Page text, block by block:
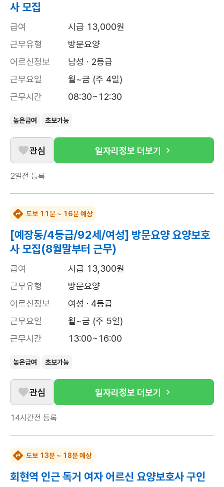
사 모집
급여
시급 13,000원
근무유형
방문요양
어르신정보
남성 · 2등급
근무요일
월~금 (주 4일)
근무시간
08:30~12:30
높은급여 초보가능
관심 일자리정보 더보기
2일전 등록
도보 11분 ~ 16분 예상
[예장동/4등급/92세/여성] 방문요양 요양보호
사 모집(8월말부터 근무)
급여
시급 13,300원
근무유형
방문요양
어르신정보
여성 · 4등급
근무요일
월~금 (주 5일)
근무시간
13:00~16:00
높은급여 초보가능
관심 일자리정보 더보기
14시간전 등록
도보 13분 ~ 18분 예상
회현역 인근 독거 여자 어르신 요양보호사 구인